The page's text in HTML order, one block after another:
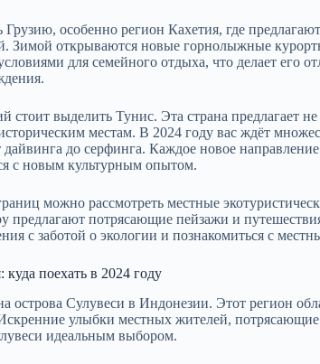
особенно регион Кахетия, где
Зимой открываются новые горнолыжные
для семейного отдыха, что делает его
стоит выделить Тунис. Эта страна предлагает
местам. В 2024 году вас ждёт
до серфинга. Каждое новое
с новым культурным опытом.
можно рассмотреть местные
предлагают потрясающие пейзажи и
с заботой о экологии и познакомиться с
куда поехать в 2024 году
острова Сулувеси в Индонезии. Этот регион
улыбки местных жителей,
идеальным выбором.